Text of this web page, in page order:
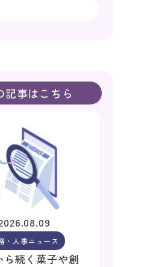
記事はこちら
・人事ニュース
ら続く菓子や創